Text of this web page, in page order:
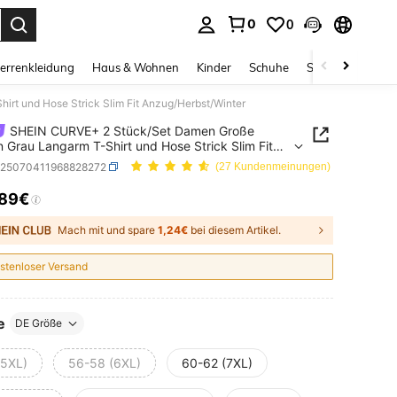
0 0
Haus & Wohnen Kinder Schuhe Schmuck &
und Hose Strick Slim Fit Anzug/Herbst/Winter
SHEIN CURVE+ 2 Stück/Set Damen Große
Grau Langarm T-Shirt und Hose Strick Slim Fit
Winter
(27 Kundenmeinungen)
AND AVAILABILITY
Mach mit und spare 1,24€ bei diesem Artikel.
Versand
DE Größe
56-58 (6XL) 60-62 (7XL)